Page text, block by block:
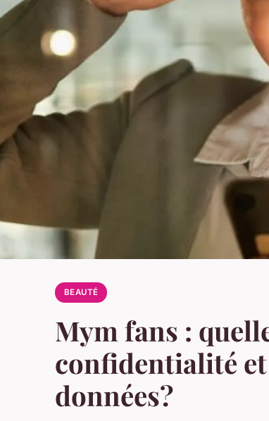
BEAUTÉ
Mym fans :
confidentialité
données?